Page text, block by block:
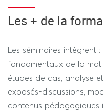
cours de business
Un mémoire de fin
Les + de la
Les séminaires intègrent
fondamentaux de la
études de cas, analyse
exposés-discussions,
contenus pédagogiques